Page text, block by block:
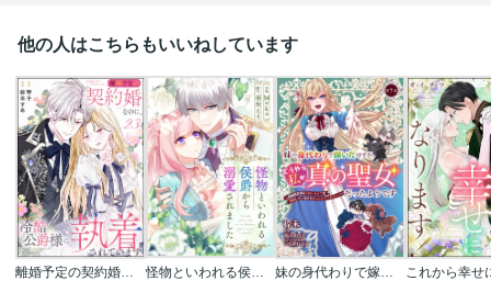
他の人はこちらもいいねしています
離婚予定の契約婚なのに､冷酷公爵様に執着されています(分冊版) 怪物といわれる侯爵から溺愛されました 妹の身代わりで嫁いだはずが､どうやら私が真の聖女だったようです～自由気ままなスローライフを満喫しているのでほっといてください!～【単話版】